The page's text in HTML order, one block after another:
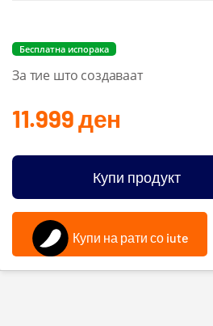
Бесплатна испорака
За тие што создаваат
11.999ден
Купи продукт
Купи на рати со iute